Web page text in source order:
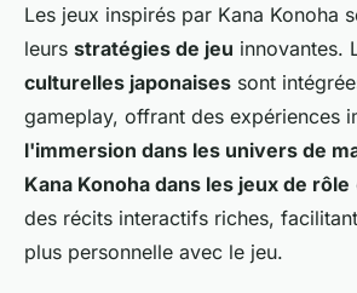
Les jeux inspirés par Kana Konoha
leurs stratégies de jeu innovantes.
culturelles japonaises sont
gameplay, offrant des expériences
l'immersion dans les univers de
Kana Konoha dans les jeux de rôle
des récits interactifs riches,
plus personnelle avec le jeu.